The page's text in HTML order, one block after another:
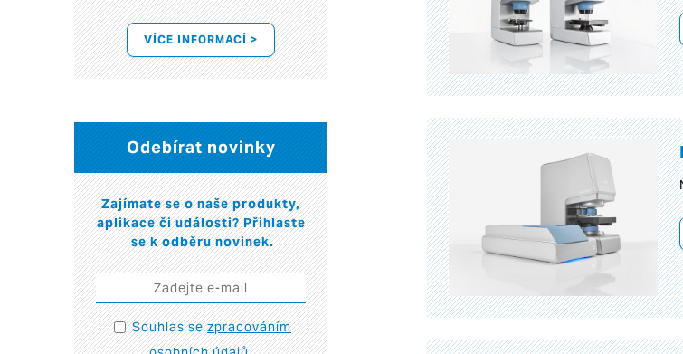
VÍCE INFORMACÍ >
Odebírat novinky
Zajímate se o naše produkty,
aplikace či události? Přihlaste
se k odběru novinek.
Souhlas sezpracováním